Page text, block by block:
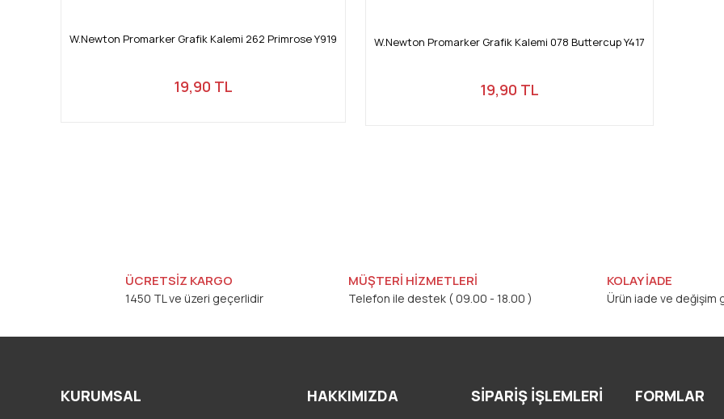
W.Newton Promarker Grafik Kalemi 262 Primrose Y919
19,90 TL
W.Newton Promarker Grafik Kalemi 078 Buttercup Y417
19,90 TL
ÜCRETSİZ KARGO
1450 TL ve üzeri geçerlidir
MÜŞTERİ HİZMETLERİ
Telefon ile destek ( 09.00 - 18.00 )
KOLAY İADE
Ürün iade ve değişim
KURUMSAL HAKKIMIZDA SİPARİŞ İŞLEMLERİ FORMLAR